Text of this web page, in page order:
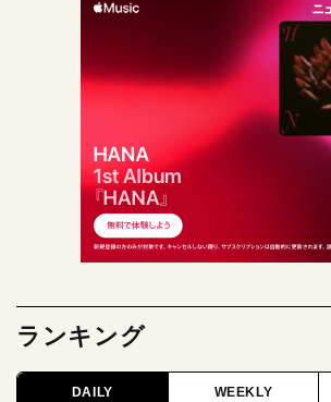
ランキング
DAILY WEEKLY